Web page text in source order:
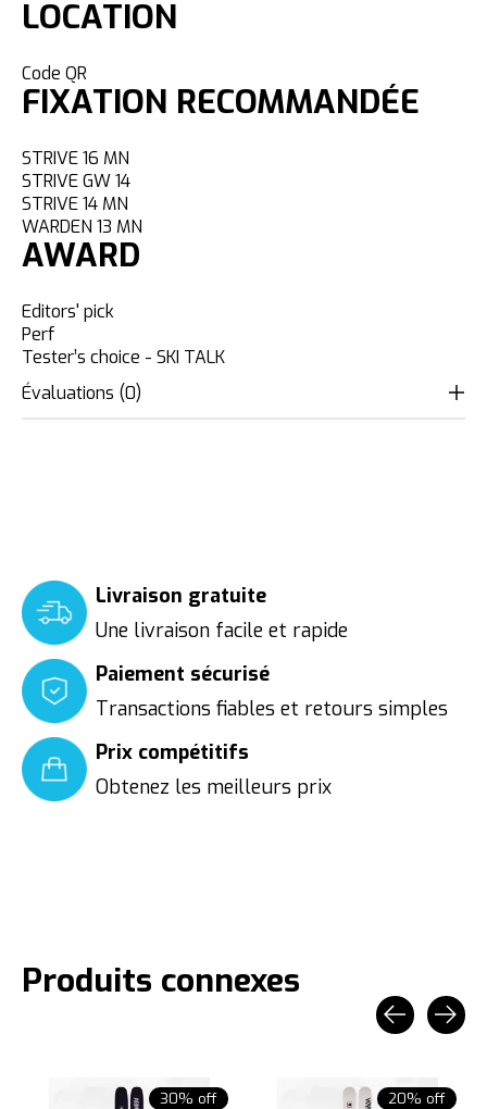
LOCATION
Code QR
FIXATION RECOMMANDÉE
STRIVE 16 MN
STRIVE GW 14
STRIVE 14 MN
WARDEN 13 MN
AWARD
Editors' pick
Perf
Tester’s choice - SKI TALK
Évaluations (0)
Livraison gratuite
Une livraison facile et rapide
Paiement sécurisé
Transactions fiables et retours simples
Prix compétitifs
Obtenez les meilleurs prix
Produits connexes
30% off 20% off